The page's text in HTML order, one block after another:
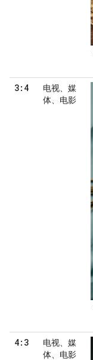
3:4
电视、媒
体、电影
4:3
电视、媒
体、电影